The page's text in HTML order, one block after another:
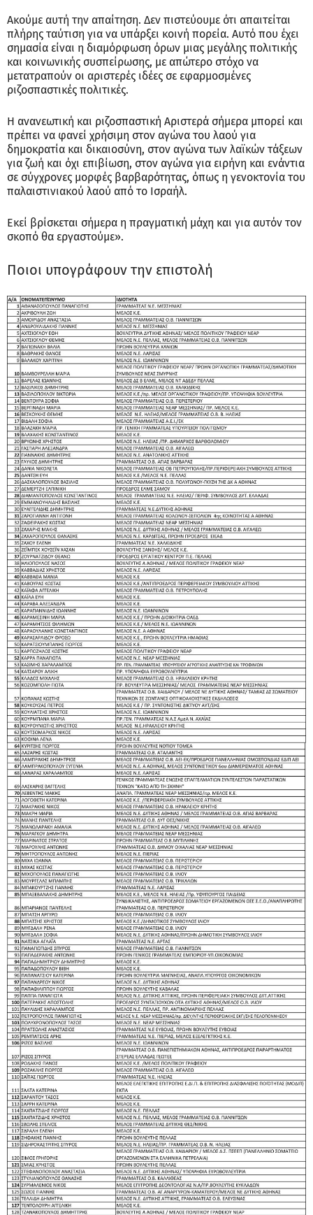
Ακούμε αυτή την απαίτηση. Δεν πιστεύουμε ότι απαιτείται
πλήρης ταύτιση για να υπάρξει κοινή πορεία. Αυτό που έχει
σημασία είναι η διαμόρφωση όρων μιας μεγάλης πολιτικής
και κοινωνικής συσπείρωσης, με απώτερο στόχο να
μετατραπούν οι αριστερές ιδέες σε εφαρμοσμένες
ριζοσπαστικές πολιτικές.
Η ανανεωτική και ριζοσπαστική Αριστερά σήμερα μπορεί και
πρέπει να φανεί χρήσιμη στον αγώνα του λαού για
δημοκρατία και δικαιοσύνη, στον αγώνα των λαϊκών τάξεων
για ζωή και όχι επιβίωση, στον αγώνα για ειρήνη και ενάντια
σε σύγχρονες μορφές βαρβαρότητας, όπως η γενοκτονία του
παλαιστινιακού λαού από το Ισραήλ.
Εκεί βρίσκεται σήμερα η πραγματική μάχη και για αυτόν τον
σκοπό θα εργαστούμε».
Ποιοι υπογράφουν την επιστολή